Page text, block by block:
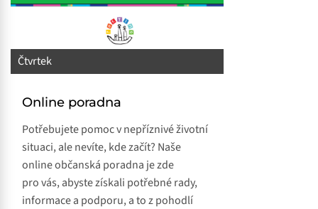
Čtvrtek
Online poradna
Potřebujete pomoc v nepříznivé životní
situaci, ale nevíte, kde začít? Naše
online občanská poradna je zde
pro vás, abyste získali potřebné rady,
informace a podporu, a to z pohodlí